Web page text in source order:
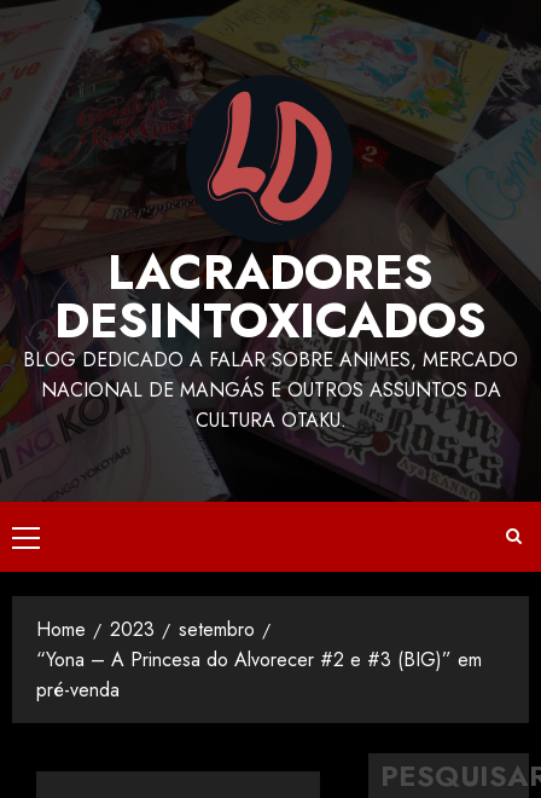
LACRADORES
DESINTOXICADOS
BLOG DEDICADO A FALAR SOBRE ANIMES, MERCADO
NACIONAL DE MANGÁS E OUTROS ASSUNTOS DA
CULTURA OTAKU.
Home 2023
setembro
“Yona – A Princesa do Alvorecer #2 e #3 (BIG)” em
pré-venda